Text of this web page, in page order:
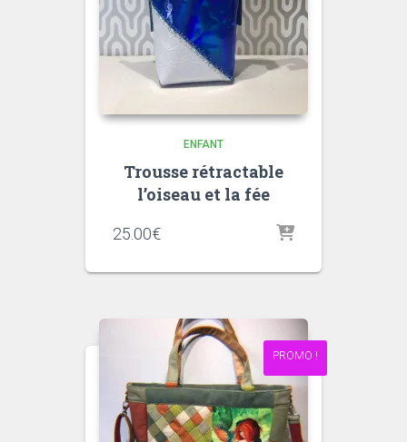
ENFANT
Trousse rétractable
l’oiseau et la fée
25.00€
PROMO !